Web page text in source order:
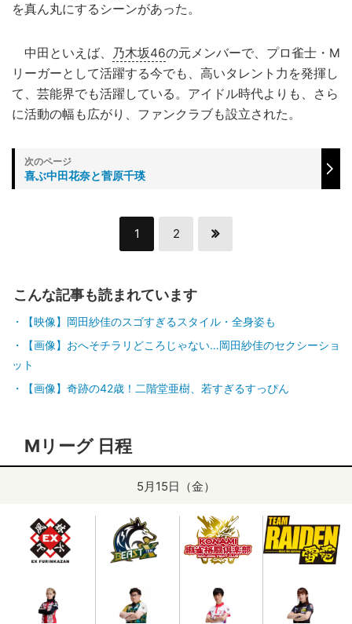
を真ん丸にするシーンがあった。
中田といえば、 乃木坂46の元メンバーで、プロ雀士・M
リーガーとして活躍する今でも、高いタレント力を発揮し
て、芸能界でも活躍している。アイドル時代よりも、さら
に活動の幅も広がり、ファンクラブも設立された。
喜ぶ中田花奈と菅原千瑛
1 2
こんな記事も読まれています
【映像】岡田紗佳のスゴすぎるスタイル・全身姿も
【画像】おへそチラリどころじゃない…岡田紗佳のセクシーショ
ット
【画像】奇跡の42歳！二階堂亜樹、若すぎるすっぴん
Mリーグ 日程
5月15日（金）